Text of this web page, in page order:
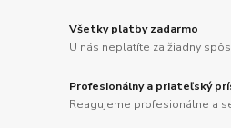
Všetky platby zadarmo
U nás neplatíte za žiadny
Profesionálny a priateľský
Reagujeme profesionálne a